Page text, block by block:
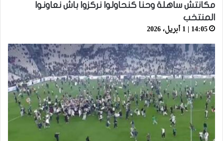
مكانتش ساهلة وحنا كنحاولوا نركزوا باش نعاونوا
المنتخب
14:05 | 1 أبريل، 2026